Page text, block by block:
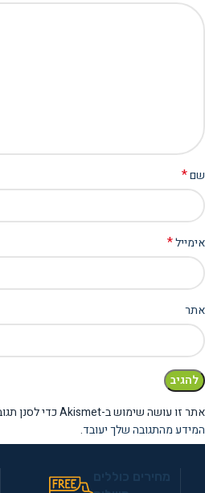
שם*
אימייל*
אתר
אתר זו עושה שימוש ב-Akismet כדי לסנן תגובות זבל.
המידע מהתגובה שלך יעובד.